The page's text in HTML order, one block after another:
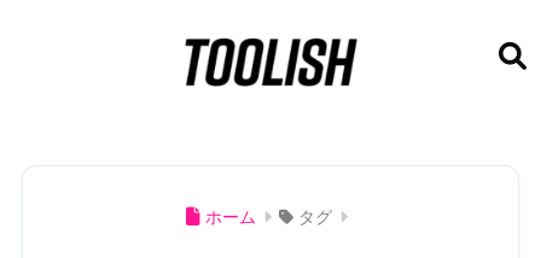
ホーム タグ